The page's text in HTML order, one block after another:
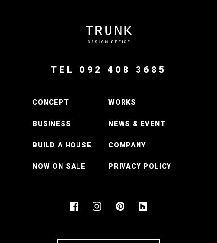
TEL 092 408 3685
CONCEPT
BUSINESS
BUILD A HOUSE
NOW ON SALE
WORKS
NEWS & EVENT
COMPANY
PRIVACY POLICY